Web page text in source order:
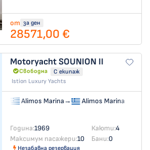
от за ден
28571,00 €
MotoryachtSOUNION II
Свободна
С екипаж
Istion Luxury Yachts
Alimos Marina→ Alimos Marina
Година:1969 Каюти:4
Максимум пасажери:10 Бани:0
Незабавна резервация